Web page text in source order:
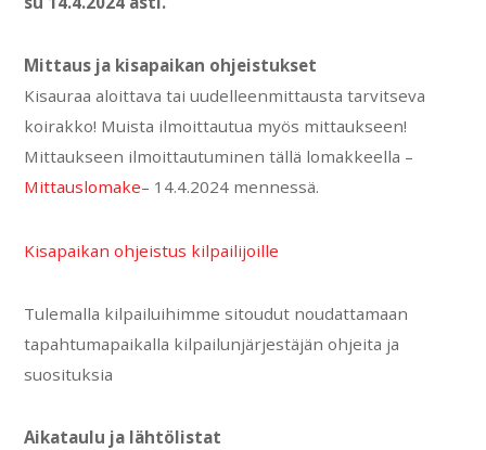
Mittaus ja kisapaikan ohjeistukset
Kisauraa aloittava tai uudelleenmittausta tarvitseva
koirakko! Muista ilmoittautua myös mittaukseen!
Mittaukseen ilmoittautuminen tällä lomakkeella –
Mittauslomake– 14.4.2024 mennessä.
Kisapaikan ohjeistus kilpailijoille
Tulemalla kilpailuihimme sitoudut noudattamaan
tapahtumapaikalla kilpailunjärjestäjän ohjeita ja
suosituksia
Aikataulu ja lähtölistat